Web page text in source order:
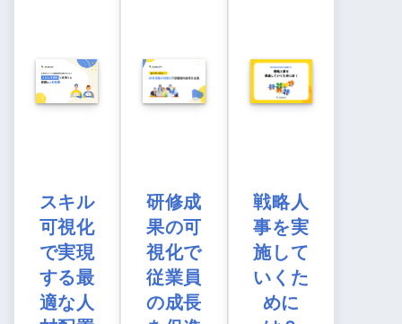
スキル
可視化
で実現
する最
適な人
研修成
果の可
視化で
従業員
の成長
戦略人
事を実
施して
いくた
めに